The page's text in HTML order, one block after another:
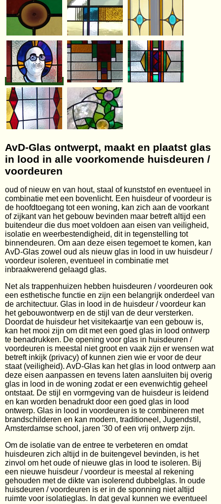
AvD-Glas ontwerpt, maakt en plaatst glas
in lood in alle voorkomende huisdeuren /
voordeuren
oud of nieuw en van hout, staal of kunststof en eventueel in
combinatie met een bovenlicht. Een huisdeur of voordeur is
de hoofdtoegang tot een woning, kan zich aan de voorkant
of zijkant van het gebouw bevinden maar betreft altijd een
buitendeur die dus moet voldoen aan eisen van veiligheid,
isolatie en weerbestendigheid, dit in tegenstelling tot
binnendeuren. Om aan deze eisen tegemoet te komen, kan
AvD-Glas zowel oud als nieuw glas in lood in uw huisdeur /
voordeur isoleren, eventueel in combinatie met
inbraakwerend gelaagd glas.
Net als trappenhuizen hebben huisdeuren / voordeuren ook
een esthetische functie en zijn een belangrijk onderdeel van
de architectuur. Glas in lood in de huisdeur / voordeur kan
het gebouwontwerp en de stijl van de deur versterken.
Doordat de huisdeur het visitekaartje van een gebouw is,
kan het mooi zijn om dit met een goed glas in lood ontwerp
te benadrukken. De opening voor glas in huisdeuren /
voordeuren is meestal niet groot en vaak zijn er wensen wat
betreft inkijk (privacy) of kunnen zien wie er voor de deur
staat (veiligheid). AvD-Glas kan het glas in lood ontwerp aan
deze eisen aanpassen en tevens laten aansluiten bij overig
glas in lood in de woning zodat er een evenwichtig geheel
ontstaat. De stijl en vormgeving van de huisdeur is leidend
en kan worden benadrukt door een goed glas in lood
ontwerp. Glas in lood in voordeuren is te combineren met
brandschilderen en kan modern, traditioneel, Jugendstil,
Amsterdamse school, jaren '30 of een vrij ontwerp zijn.
Om de isolatie van de entree te verbeteren en omdat
huisdeuren zich altijd in de buitengevel bevinden, is het
zinvol om het oude of nieuwe glas in lood te isoleren. Bij
een nieuwe huisdeur / voordeur is meestal al rekening
gehouden met de dikte van isolerend dubbelglas. In oude
huisdeuren / voordeuren is er in de sponning niet altijd
ruimte voor isolatieglas. In dat geval kunnen we eventueel